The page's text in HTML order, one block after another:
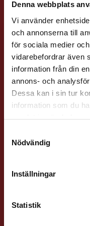
Denna webbplats
Vi använder
och annonserna till
för sociala medier
vidarebefordrar även
information från din
annons- och
Dessa kan i sin tur
information som du
Nödvändig
Inställningar
Statistik
Det verkar som
Vi erbjuder inte
att kunna slutföra
Svenska